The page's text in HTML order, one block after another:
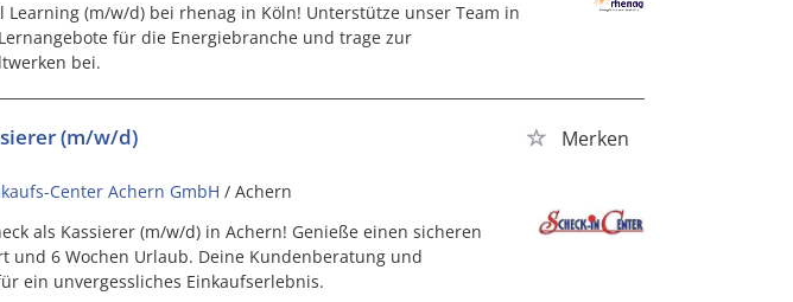
Learning (m/w/d) bei rhenag in Köln! Unterstütze unser Team in
für die Energiebranche und trage zur
bei.
(m/w/d) Merken
Center Achern GmbH / Achern
als Kassierer (m/w/d) in Achern! Genieße einen sicheren
und 6 Wochen Urlaub. Deine Kundenberatung und
ein unvergessliches Einkaufserlebnis.